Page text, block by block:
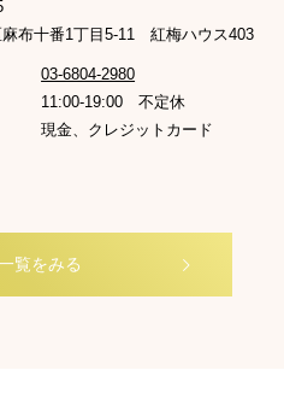
麻布十番1丁目5-11 紅梅ハウス403
03-6804-2980
11:00-19:00 不定休
現金、クレジットカード
覧をみる